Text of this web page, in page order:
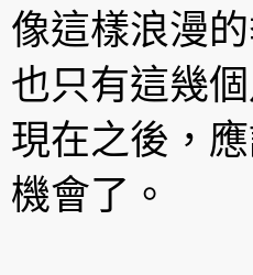
像這樣浪漫
也只有這幾
現在之後，
機會了。